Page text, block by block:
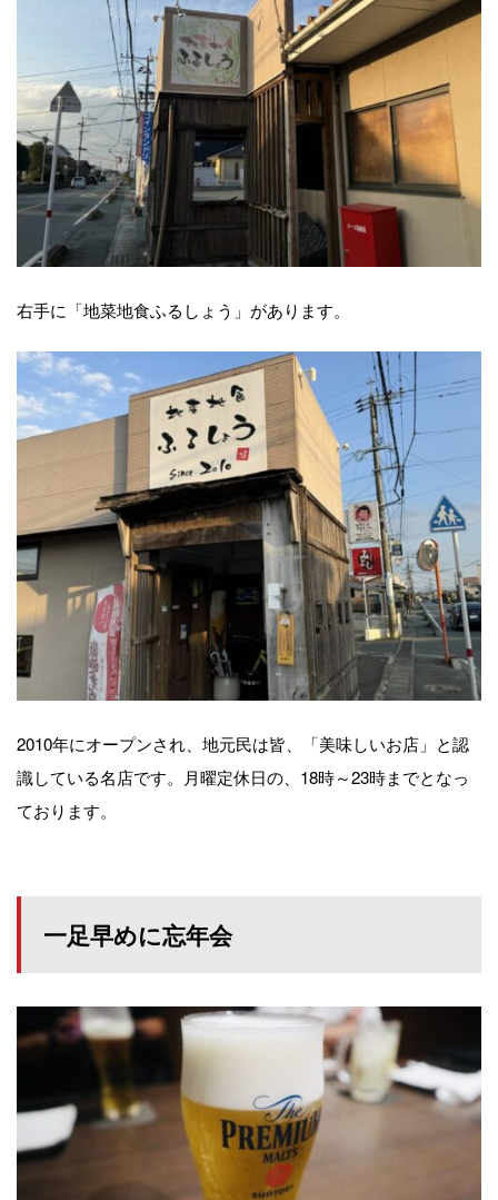
右手に「地菜地食ふるしょう」があります。
2010年にオープンされ、地元民は皆、「美味しいお店」と認
識している名店です。月曜定休日の、18時～23時までとなっ
ております。
一足早めに忘年会